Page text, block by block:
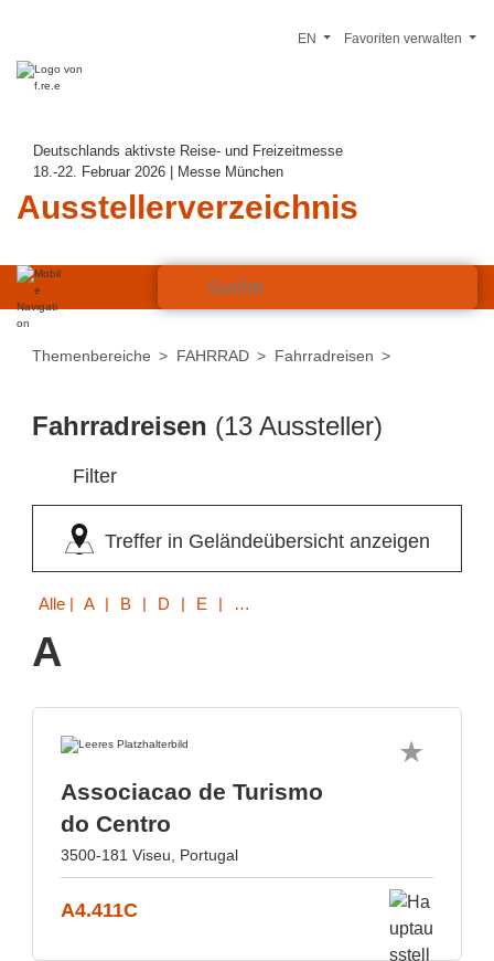
Deutschlands aktivste Reise- und Freizeitmesse
18.-22. Februar 2026 | Messe München
Ausstellerverzeichnis
Favoriten verwalten
EN
Themenbereiche FAHRRAD Fahrradreisen
Fahrradreisen (13 Aussteller)
Filter
Treffer in Geländeübersicht anzeigen
Alle | A | B | D | E | F | K | L | M | S | T | W
A
Associacao de Turismo
do Centro
3500-181 Viseu, Portugal
A4.411C